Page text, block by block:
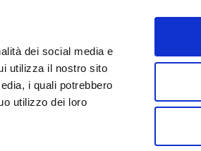
dei social media e
utilizza il nostro sito
i quali potrebbero
utilizzo dei loro
E-COMMERCE